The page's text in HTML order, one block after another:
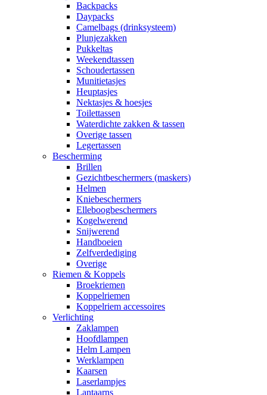
Backpacks
Daypacks
Camelbags (drinksysteem)
Plunjezakken
Pukkeltas
Weekendtassen
Schoudertassen
Munitietasjes
Heuptasjes
Nektasjes & hoesjes
Toilettassen
Waterdichte zakken & tassen
Overige tassen
Legertassen
Bescherming
Brillen
Gezichtbeschermers (maskers)
Helmen
Kniebeschermers
Elleboogbeschermers
Kogelwerend
Snijwerend
Handboeien
Zelfverdediging
Overige
Riemen & Koppels
Broekriemen
Koppelriemen
Koppelriem accessoires
Verlichting
Zaklampen
Hoofdlampen
Helm Lampen
Werklampen
Kaarsen
Laserlampjes
Lantaarns